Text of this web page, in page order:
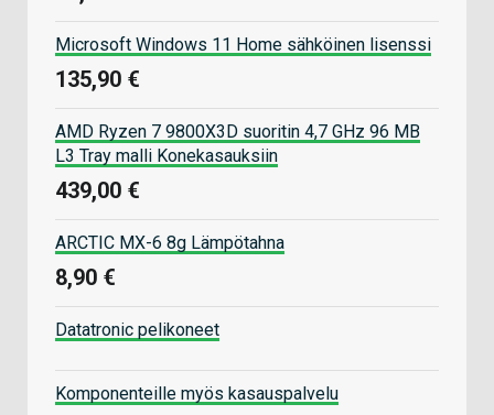
Microsoft Windows 11 Home sähköinen lisenssi
135,90 €
AMD Ryzen 7 9800X3D suoritin 4,7 GHz 96 MB
L3 Tray malli Konekasauksiin
439,00 €
ARCTIC MX-6 8g Lämpötahna
8,90 €
Datatronic pelikoneet
Komponenteille myös kasauspalvelu